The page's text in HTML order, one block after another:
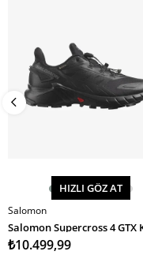
SEPETE EKLE
HIZLI GÖZ AT
Salomon
₺10.499,99